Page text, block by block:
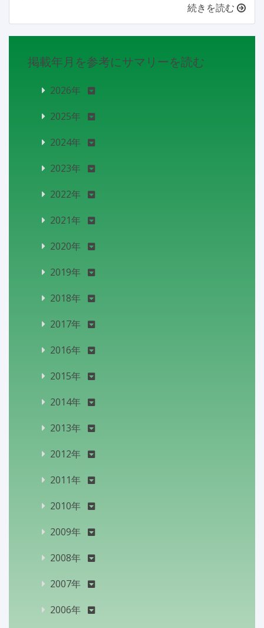
続きを読む
掲載年月を参考にサマリーを読む
2026年
2025年
2024年
2023年
2022年
2021年
2020年
2019年
2018年
2017年
2016年
2015年
2014年
2013年
2012年
2011年
2010年
2009年
2008年
2007年
2006年